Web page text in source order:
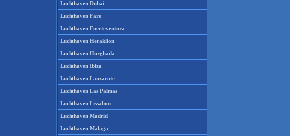
Luchthaven Dubai
Luchthaven Faro
Luchthaven Fuerteventura
Luchthaven Heraklion
Luchthaven Hurghada
Luchthaven Ibiza
Luchthaven Lanzarote
Luchthaven Las Palmas
Luchthaven Lissabon
Luchthaven Madrid
Luchthaven Malaga